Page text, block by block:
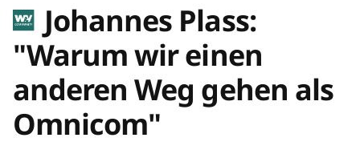
Johannes Plass:
"Warum wir einen
anderen Weg gehen als
Omnicom"